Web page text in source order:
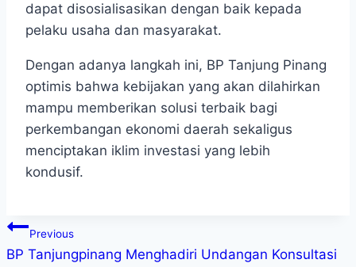
dapat disosialisasikan dengan baik kepada
pelaku usaha dan masyarakat.
Dengan adanya langkah ini, BP Tanjung Pinang
optimis bahwa kebijakan yang akan dilahirkan
mampu memberikan solusi terbaik bagi
perkembangan ekonomi daerah sekaligus
menciptakan iklim investasi yang lebih
kondusif.
Previous
BP Tanjungpinang Menghadiri Undangan Konsultasi